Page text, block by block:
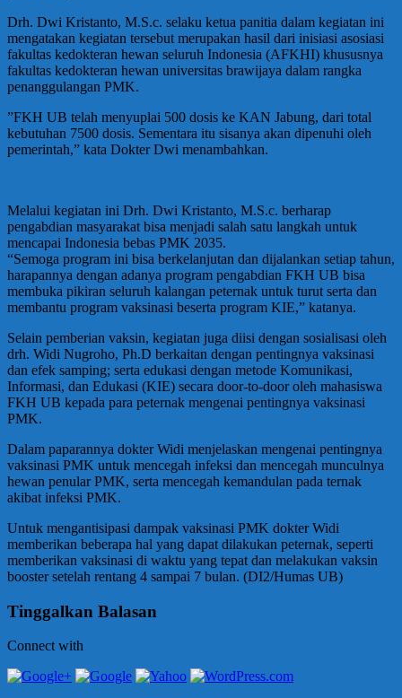
Drh. Dwi Kristanto, M.S.c. selaku ketua panitia dalam kegiatan ini
mengatakan kegiatan tersebut merupakan hasil dari inisiasi asosiasi
fakultas kedokteran hewan seluruh Indonesia (AFKHI) khususnya
fakultas kedokteran hewan universitas brawijaya dalam rangka
penanggulangan PMK.
”FKH UB telah menyuplai 500 dosis ke KAN Jabung, dari total
kebutuhan 7500 dosis. Sementara itu sisanya akan dipenuhi oleh
pemerintah,” kata Dokter Dwi menambahkan.
Melalui kegiatan ini Drh. Dwi Kristanto, M.S.c. berharap
pengabdian masyarakat bisa menjadi salah satu langkah untuk
mencapai Indonesia bebas PMK 2035.
“Semoga program ini bisa berkelanjutan dan dijalankan setiap tahun,
harapannya dengan adanya program pengabdian FKH UB bisa
membuka pikiran seluruh kalangan peternak untuk turut serta dan
membantu program vaksinasi beserta program KIE,” katanya.
Selain pemberian vaksin, kegiatan juga diisi dengan sosialisasi oleh
drh. Widi Nugroho, Ph.D berkaitan dengan pentingnya vaksinasi
dan efek samping; serta edukasi dengan metode Komunikasi,
Informasi, dan Edukasi (KIE) secara door-to-door oleh mahasiswa
FKH UB kepada para peternak mengenai pentingnya vaksinasi
PMK.
Dalam paparannya dokter Widi menjelaskan mengenai pentingnya
vaksinasi PMK untuk mencegah infeksi dan mencegah munculnya
hewan penular PMK, serta mencegah kemandulan pada ternak
akibat infeksi PMK.
Untuk mengantisipasi dampak vaksinasi PMK dokter Widi
memberikan beberapa hal yang dapat dilakukan peternak, seperti
memberikan vaksinasi di waktu yang tepat dan melakukan vaksin
booster setelah rentang 4 sampai 7 bulan. (DI2/Humas UB)
Tinggalkan Balasan
Connect with